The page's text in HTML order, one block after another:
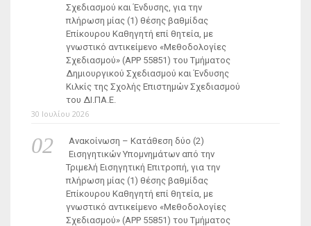
Σχεδιασμού και Ένδυσης, για την
πλήρωση μίας (1) θέσης βαθμίδας
Επίκουρου Καθηγητή επί θητεία, με
γνωστικό αντικείμενο «Μεθοδολογίες
Σχεδιασμού» (ΑΡΡ 55851) του Τμήματος
Δημιουργικού Σχεδιασμού και Ένδυσης
Κιλκίς της Σχολής Επιστημών Σχεδιασμού
του ΔΙ.ΠΑ.Ε.
30 Ιουλίου 2026
Ανακοίνωση – Κατάθεση δύο (2)
Εισηγητικών Υπομνημάτων από την
Τριμελή Εισηγητική Επιτροπή, για την
πλήρωση μίας (1) θέσης βαθμίδας
Επίκουρου Καθηγητή επί θητεία, με
γνωστικό αντικείμενο «Μεθοδολογίες
Σχεδιασμού» (ΑΡΡ 55851) του Τμήματος